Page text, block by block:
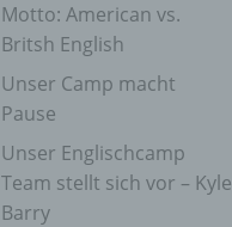
Motto: American vs.
Britsh English
Unser Camp macht
Pause
Unser Englischcamp
Team stellt sich vor – Kyle
Barry